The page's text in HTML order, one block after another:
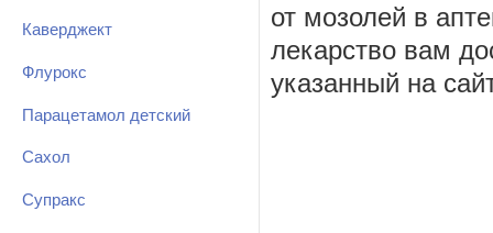
Каверджект
Флурокс
Парацетамол детский
Сахол
Супракс
от мозолей в
лекарство вам
указанный на